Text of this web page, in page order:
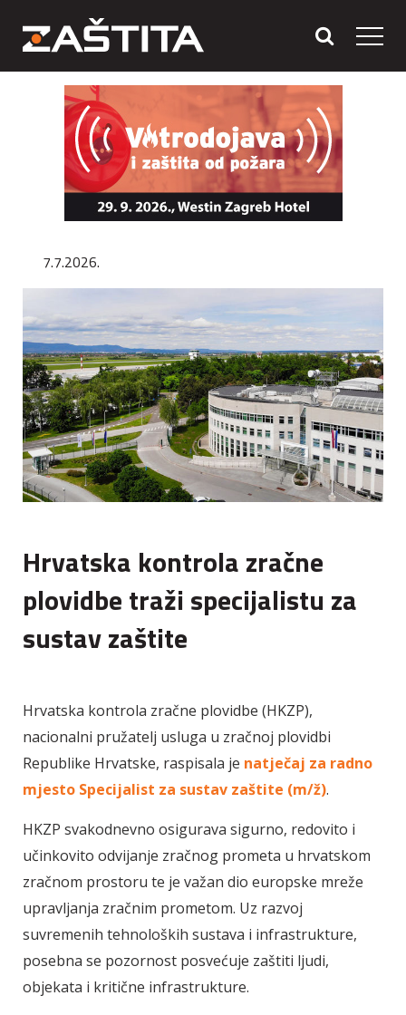
7.7.2026.
Hrvatska kontrola zračne
plovidbe traži specijalistu za
sustav zaštite
Hrvatska kontrola zračne plovidbe (HKZP),
nacionalni pružatelj usluga u zračnoj plovidbi
Republike Hrvatske, raspisala je natječaj za radno
mjesto Specijalist za sustav zaštite (m/ž).
HKZP svakodnevno osigurava sigurno, redovito i
učinkovito odvijanje zračnog prometa u hrvatskom
zračnom prostoru te je važan dio europske mreže
upravljanja zračnim prometom. Uz razvoj
suvremenih tehnoloških sustava i infrastrukture,
posebna se pozornost posvećuje zaštiti ljudi,
objekata i kritične infrastrukture.